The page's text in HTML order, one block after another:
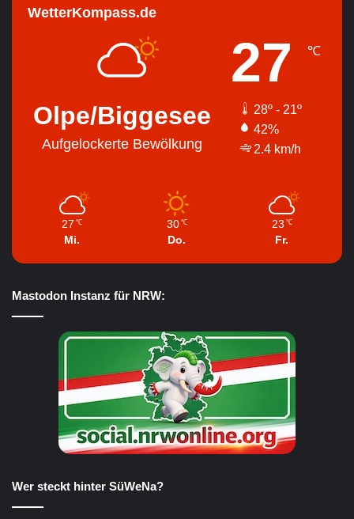
WetterKompass.de
Olpe/Biggesee
Aufgelockerte Bewölkung
27 ℃
28º - 21º
42%
2.4 km/h
27 ℃
Mi.
30 ℃
Do.
23 ℃
Fr.
Mastodon Instanz für NRW:
Wer steckt hinter SüWeNa?